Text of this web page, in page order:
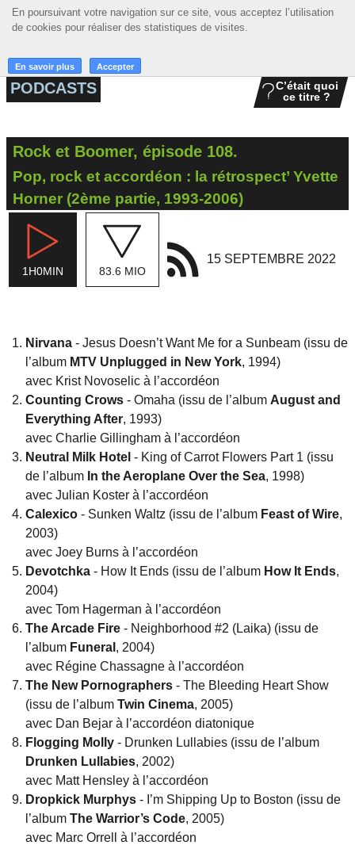
En poursuivant votre navigation sur ce site, vous acceptez l’utilisation
de cookies pour réaliser des statistiques de visites.
En savoir plus Accepter
En poursuivant votre navigation sur ce site, vous acceptez l’utilisation
de cookies pour réaliser des statistiques de visites.
En savoir plus Accepter
☰ MENU
ACCUEIL
MUSIQUE
ACTIONS
LA RADIO
PODCASTS
C’était quoi
ce titre ?
Rock et Boomer, épisode 108.
Pop, rock et accordéon : la rétrospect’ Yvette
Horner (2ème partie, 1993-2006)
1H0MIN 83.6 MIO
15 SEPTEMBRE 2022
Nirvana - Jesus Doesn’t Want Me for a Sunbeam (issu de
l’album MTV Unplugged in New York, 1994)
avec Krist Novoselic à l’accordéon
Counting Crows - Omaha (issu de l’album August and
Everything After, 1993)
avec Charlie Gillingham à l’accordéon
Neutral Milk Hotel - King of Carrot Flowers Part 1 (issu
de l’album In the Aeroplane Over the Sea, 1998)
avec Julian Koster à l’accordéon
Calexico - Sunken Waltz (issu de l’album Feast of Wire,
2003)
avec Joey Burns à l’accordéon
Devotchka - How It Ends (issu de l’album How It Ends,
2004)
avec Tom Hagerman à l’accordéon
The Arcade Fire - Neighborhood #2 (Laika) (issu de
l’album Funeral , 2004)
avec Régine Chassagne à l’accordéon
The New Pornographers - The Bleeding Heart Show
(issu de l’album Twin Cinema, 2005)
avec Dan Bejar à l’accordéon diatonique
Flogging Molly - Drunken Lullabies (issu de l’album
Drunken Lullabies, 2002)
avec Matt Hensley à l’accordéon
Dropkick Murphys - I’m Shipping Up to Boston (issu de
l’album The Warrior’s Code, 2005)
avec Marc Orrell à l’accordéon